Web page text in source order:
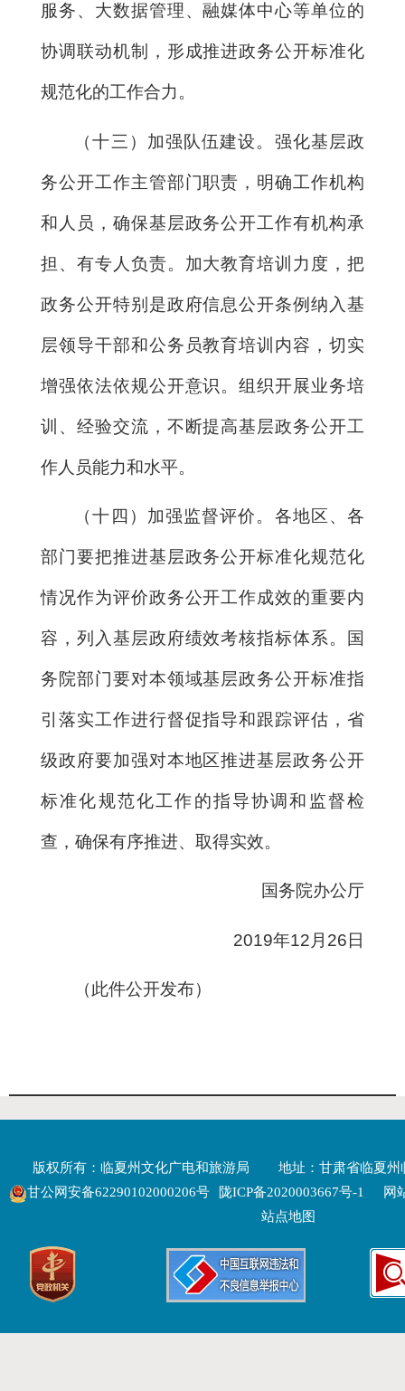
服务、大数据管理、融媒体中心等单位的
协调联动机制，形成推进政务公开标准化
规范化的工作合力。
（十三）加强队伍建设。强化基层政
务公开工作主管部门职责，明确工作机构
和人员，确保基层政务公开工作有机构承
担、有专人负责。加大教育培训力度，把
政务公开特别是政府信息公开条例纳入基
层领导干部和公务员教育培训内容，切实
增强依法依规公开意识。组织开展业务培
训、经验交流，不断提高基层政务公开工
作人员能力和水平。
（十四）加强监督评价。各地区、各
部门要把推进基层政务公开标准化规范化
情况作为评价政务公开工作成效的重要内
容，列入基层政府绩效考核指标体系。国
务院部门要对本领域基层政务公开标准指
引落实工作进行督促指导和跟踪评估，省
级政府要加强对本地区推进基层政务公开
标准化规范化工作的指导协调和监督检
查，确保有序推进、取得实效。
国务院办公厅
2019年12月26日
（此件公开发布）
版权所有：临夏州文化广电和旅游局
地址：甘肃省临夏州
甘公网安备62290102000206号
陇ICP备2020003667号-1
网
站点地图